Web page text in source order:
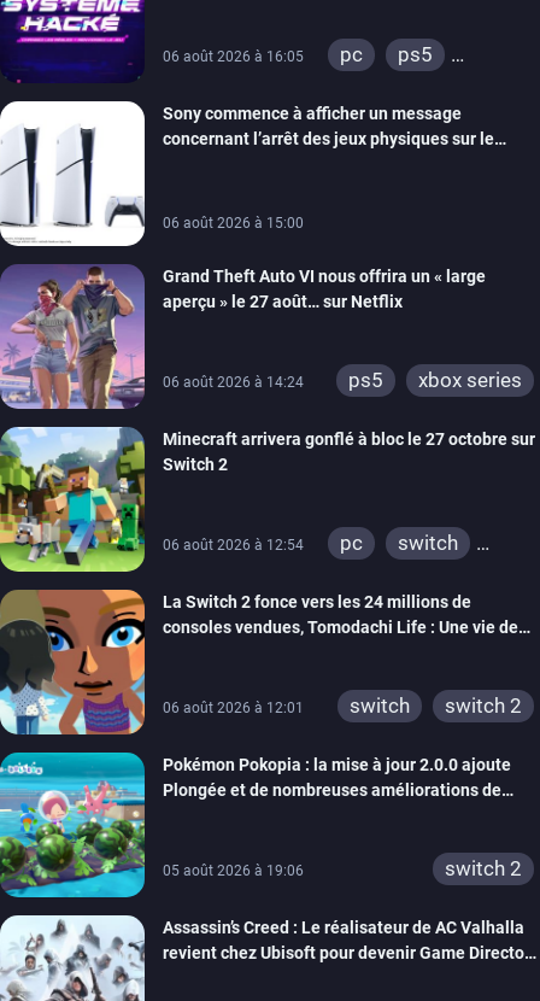
06 août 2026 à 16:05 pc
ps5
switch
ios
android
ps4
Sony commence à afficher un message
concernant l’arrêt des jeux physiques sur le
06 août 2026 à 15:00
Grand Theft Auto VI nous offrira un « large
aperçu » le 27 août… sur Netflix
06 août 2026 à 14:24 ps5 xbox series
Minecraft arrivera gonflé à bloc le 27 octobre sur
Switch 2
06 août 2026 à 12:54 pc
switch
xbox one
wiiu
3ds
ps3
switch 2
La Switch 2 fonce vers les 24 millions de
consoles vendues, Tomodachi Life : Une vie de
06 août 2026 à 12:01 switch switch 2
Pokémon Pokopia : la mise à jour 2.0.0 ajoute
Plongée et de nombreuses améliorations de
05 août 2026 à 19:06 switch 2
Assassin’s Creed : Le réalisateur de AC Valhalla
revient chez Ubisoft pour devenir Game Director